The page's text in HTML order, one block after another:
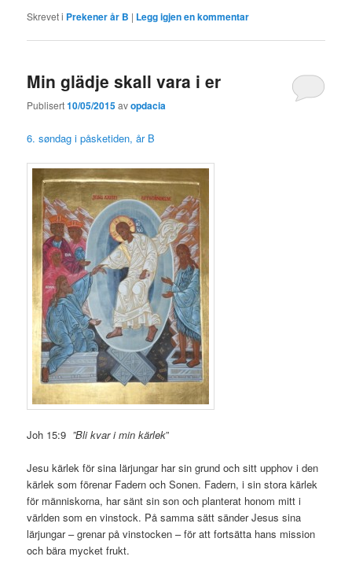
Skrevet i Prekener år B | Legg igjen en kommentar
Min glädje skall vara i er
Publisert10/05/2015avopdacia
6. søndag i påsketiden, år B
Joh 15:9 ”Bli kvar i min kärlek”
Jesu kärlek för sina lärjungar har sin grund och sitt upphov i den
kärlek som förenar Fadern och Sonen. Fadern, i sin stora kärlek
för människorna, har sänt sin son och planterat honom mitt i
världen som en vinstock. På samma sätt sänder Jesus sina
lärjungar – grenar på vinstocken – för att fortsätta hans mission
och bära mycket frukt.